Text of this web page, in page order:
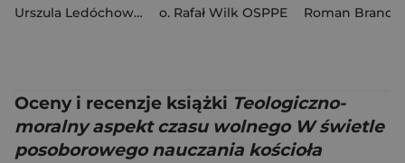
Urszula Ledóchowska
o. Rafał Wilk OSPPE
Oceny i recenzje książki Teologiczno-
moralny aspekt czasu wolnego W świetle
posoborowego nauczania kościoła